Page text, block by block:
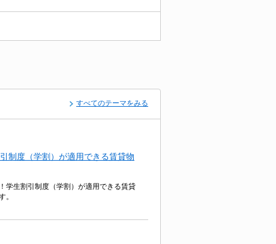
すべてのテーマをみる
制度（学割）が適用できる賃貸物
学生割引制度（学割）が適用できる賃貸
。